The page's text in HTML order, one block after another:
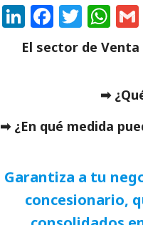
Li
n
k
n
F
a
c
o
k
T
w
it
W
h
a
ts
A
p
El sector de
➡
➡ ¿En qué medida
Garantiza a tu
concesionario,